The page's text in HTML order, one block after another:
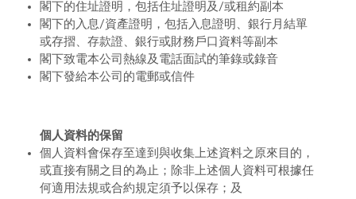
閣下的住址證明，包括住址證明及/或租約副本
閣下的入息/資產證明，包括入息證明、銀行月結單
或存摺、存款證、銀行或財務戶口資料等副本
閣下致電本公司熱線及電話面試的筆錄或錄音
閣下發給本公司的電郵或信件
個人資料的保留
個人資料會保存至達到與收集上述資料之原來目的，
或直接有關之目的為止；除非上述個人資料可根據任
何適用法規或合約規定須予以保存；及